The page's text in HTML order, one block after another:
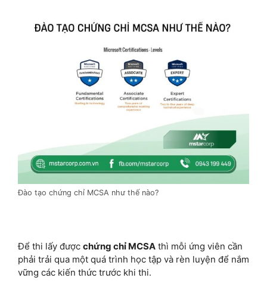
Đào tạo chứng chỉ MCSA như thế nào?
Để thi lấy được chứng chỉ MCSA thì mỗi ứng viên cần
phải trải qua một quá trình học tập và rèn luyện để nắm
vững các kiến thức trước khi thi.